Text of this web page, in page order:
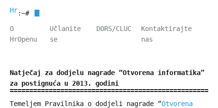
HrOpen
:~#
O
HrOpenu
Učlanite
se
DORS/CLUC
Kontaktirajte
nas
Natječaj za dodjelu nagrade “Otvorena informatika”
za postignuća u 2013. godini
Temeljem Pravilnika o dodjeli nagrade “Otvorena